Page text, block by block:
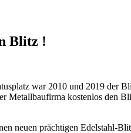
Blitz !
war 2010 und 2019 der
Metallbaufirma kostenlos den
neuen prächtigen Edelstahl-